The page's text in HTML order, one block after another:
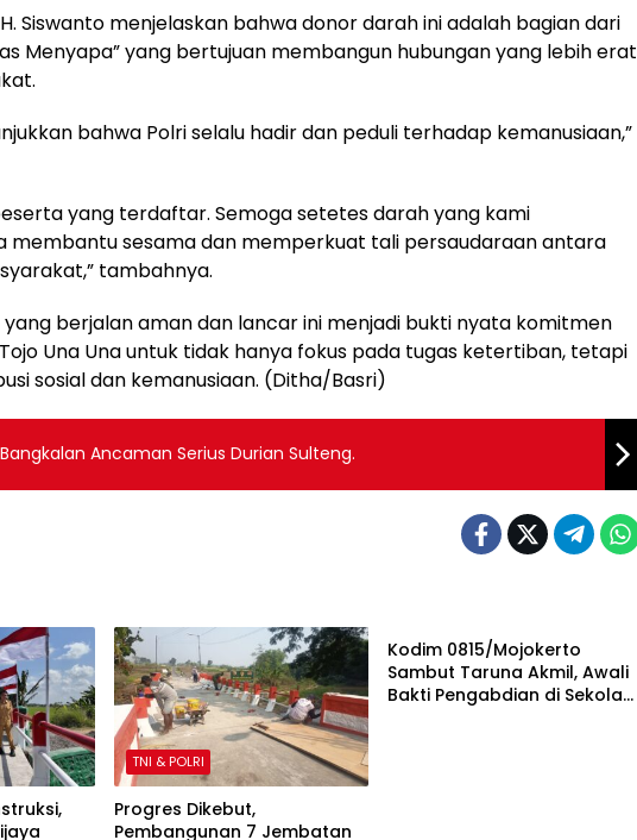
Siswanto menjelaskan bahwa donor darah ini adalah bagian dari
Menyapa” yang bertujuan membangun hubungan yang lebih erat
bahwa Polri selalu hadir dan peduli terhadap kemanusiaan,”
yang terdaftar. Semoga setetes darah yang kami
membantu sesama dan memperkuat tali persaudaraan antara
tambahnya.
berjalan aman dan lancar ini menjadi bukti nyata komitmen
Una Una untuk tidak hanya fokus pada tugas ketertiban, tetapi
sosial dan kemanusiaan. (Ditha/Basri)
Ancaman Serius Durian Sulteng.
TNI & POLRI
Progres Dikebut,
Pembangunan 7 Jembatan
Kodim 0815/Mojokerto
Sambut Taruna Akmil, Awali
Bakti Pengabdian di Sekolah